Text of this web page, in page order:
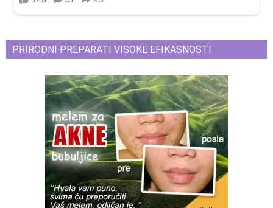
PRIRODNI PREPARATI VISOKE EFIKASNOSTI